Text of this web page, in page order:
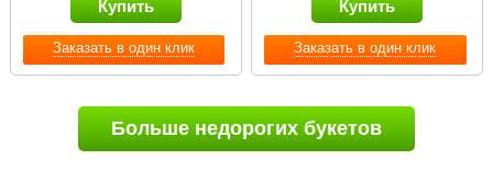
Заказать в один клик
Купить
Заказать в один клик
Купить
Больше недорогих букетов